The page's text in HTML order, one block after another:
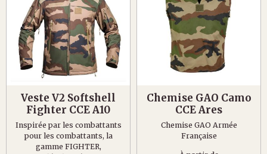
Veste V2 Softshell
Fighter CCE A10
Inspirée par les combattants
pour les combattants, la
gamme FIGHTER,
Chemise GAO Camo
CCE Ares
Chemise GAO Armée
Française